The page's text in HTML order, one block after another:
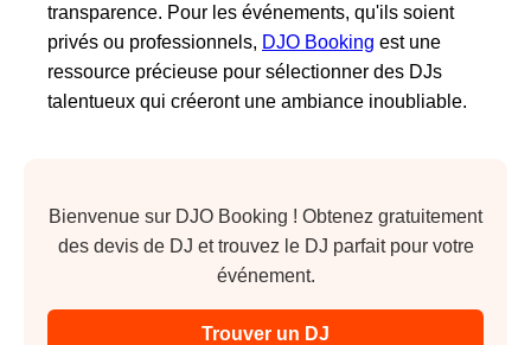
transparence. Pour les événements, qu'ils soient
privés ou professionnels, DJO Booking est une
ressource précieuse pour sélectionner des DJs
talentueux qui créeront une ambiance inoubliable.
Bienvenue sur DJO Booking ! Obtenez gratuitement
des devis de DJ et trouvez le DJ parfait pour votre
événement.
Trouver un DJ